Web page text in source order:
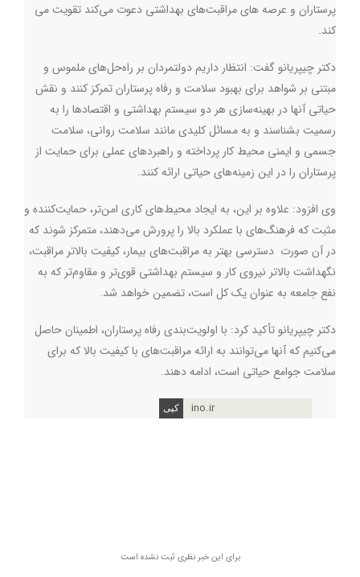
پرستاران و عرصه های مراقبت‌های بهداشتی دعوت می‌کند تقویت می
کند.
دکتر چیپریانو گفت: انتظار داریم دولتمردان بر راه‌حل‌های ملموس و
مبتنی بر شواهد برای بهبود سلامت و رفاه پرستاران تمرکز کنند و نقش
حیاتی آنها در بهینه‌سازی هر دو سیستم بهداشتی و اقتصادها را به
رسمیت بشناسند و به مسائل کلیدی مانند سلامت روانی، سلامت
جسمی و ایمنی محیط کار پرداخته و راهبردهای عملی برای حمایت از
پرستاران را در این زمینه‌های حیاتی ارائه کنند.
وی افزود: علاوه بر این، به ایجاد محیط‌های کاری امن‌تر، حمایت‌کننده و
مثبت که فرهنگ‌های با عملکرد بالا را پرورش می‌دهند، متمرکز شوند که
در آن صورت دسترسی بهتر به مراقبت‌های بیمار، کیفیت بالاتر مراقبت،
نگهداشت بالاتر نیروی کار و سیستم بهداشتی قوی‌تر و مقاوم‌تر که به
نفع جامعه به عنوان یک کل است، تضمین خواهد شد.
دکتر چیپریانو تأکید کرد: با اولویت‌بندی رفاه پرستاران، اطمینان حاصل
می‌کنیم که آنها می‌توانند به ارائه مراقبت‌های با کیفیت بالا که برای
سلامت جوامع حیاتی است، ادامه دهند.
ino.ir
برای این خبر نظری ثبت نشده است